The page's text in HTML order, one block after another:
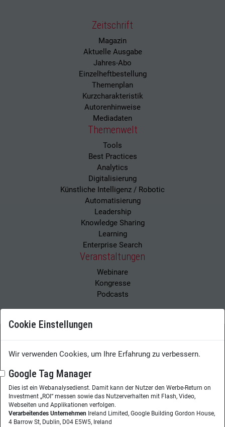
Zeitschrift
Magazin
Aktuelle Ausgabe
Jahres-Abo
Einzelheftbestellung
Themenplan
Kurzcharakteristik
Autorenhinweise
Mediadaten
Themenwelt
Tools
Best Practices
Analytics
Digitalisierung
Künstliche Intelligenz / Robotic
Automatisierung
Leadership
Knowledge Sharing
Learning
Enterprise Search
Veranstaltungen
Webinare
Kongresse
Podcasts
Wissensmanagement Magazin
Impressum
Herausgeberin:Nicole Lehnert
Westheimer Str. 18
86356 Neusäß
Cookie Einstellungen
Wir verwenden Cookies, um Ihre Erfahrung zu verbessern.
Google Tag Manager
Dies ist ein Webanalysedienst. Damit kann der Nutzer den Werbe-Return on
Investment „ROI“ messen sowie das Nutzerverhalten mit Flash, Video,
Webseiten und Applikationen verfolgen.
Verarbeitendes Unternehmen Ireland Limited, Google Building Gordon House,
4 Barrow St, Dublin, D04 E5W5, Ireland